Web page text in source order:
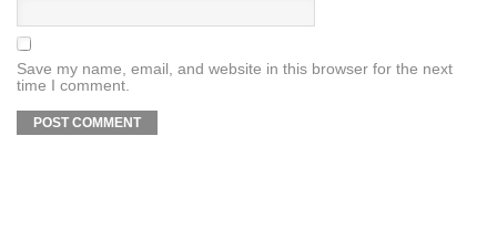
Save my name, email, and website in this browser for the next
time I comment.